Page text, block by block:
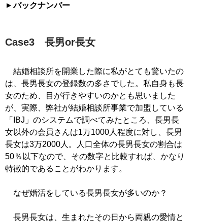
バックナンバー
Case3 長男or長女
結婚相談所を開業した際に私がとても驚いたの
は、長男長女の登録数の多さでした。私自身も長
女のため、目が行きやすいのかとも思いました
が、実際、弊社が結婚相談所事業で加盟している
「IBJ」のシステムで調べてみたところ、長男長
女以外の会員さんは1万1000人程度に対し、長男
長女は3万2000人。人口全体の長男長女の割合は
50％以下なので、その数字と比較すれば、かなり
特徴的であることがわかります。
なぜ婚活をしている長男長女が多いのか？
長男長女は、生まれたその日から両親の愛情と